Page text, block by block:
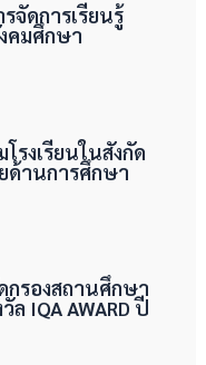
จัดการเรียนรู้
คมศึกษา
รงเรียนในสังกัด
ด้านการศึกษา
กรองสถานศึกษา
IQA AWARD ปี